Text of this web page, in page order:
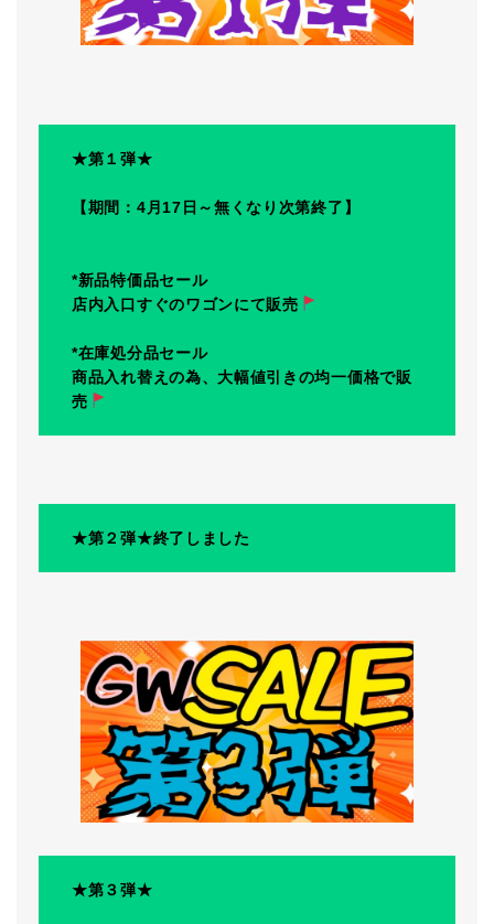
★第１弾★
【期間：4月17日～無くなり次第終了】
*新品特価品セール
店内入口すぐのワゴンにて販売
*在庫処分品セール
商品入れ替えの為、大幅値引きの均一価格で販
売
★第２弾★終了しました
★第３弾★